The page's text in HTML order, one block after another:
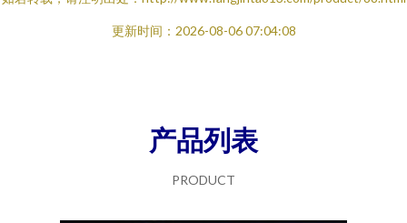
更新时间：2026-08-06 07:04:08
产品列表
PRODUCT